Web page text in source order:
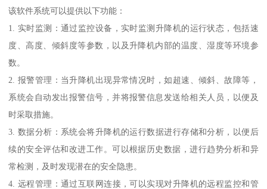
该软件系统可以提供以下功能：
1. 实时监测：通过监控设备，实时监测升降机的运行状态，包括速
度、高度、倾斜度等参数，以及升降机内部的温度、湿度等环境参
数。
2. 报警管理：当升降机出现异常情况时，如超速、倾斜、故障等，
系统会自动发出报警信号，并将报警信息发送给相关人员，以便及
时采取措施。
3. 数据分析：系统会将升降机的运行数据进行存储和分析，以便后
续的安全评估和改进工作。可以根据历史数据，进行趋势分析和异
常检测，及时发现潜在的安全隐患。
4. 远程管理：通过互联网连接，可以实现对升降机的远程监控和管